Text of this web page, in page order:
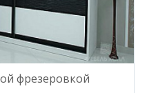
фрезеровкой